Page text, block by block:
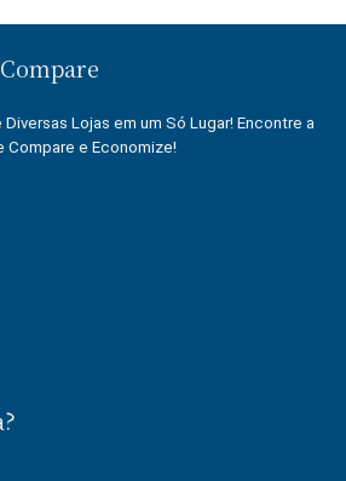
Lojas em um Só Lugar! Encontre a
Compare e Economize!